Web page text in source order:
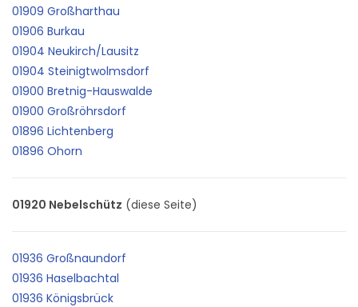
01909 Großharthau
01906 Burkau
01904 Neukirch/Lausitz
01904 Steinigtwolmsdorf
01900 Bretnig-Hauswalde
01900 Großröhrsdorf
01896 Lichtenberg
01896 Ohorn
01920 Nebelschütz (diese Seite)
01936 Großnaundorf
01936 Haselbachtal
01936 Königsbrück